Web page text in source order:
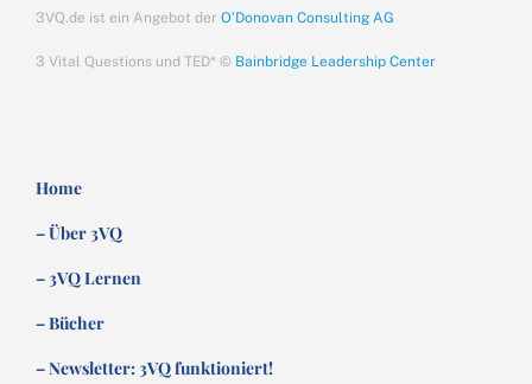
3VQ.de ist ein Angebot der O’Donovan Consulting AG
3 Vital Questions und TED* © Bainbridge Leadership Center
Home
– Über 3VQ
– 3VQ Lernen
– Bücher
– Newsletter: 3VQ funktioniert!